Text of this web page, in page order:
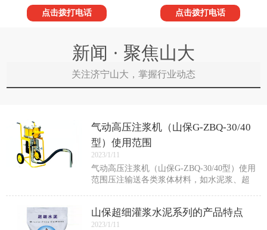
点击拨打电话
点击拨打电话
新闻 · 聚焦山大
关注济宁山大，掌握行业动态
气动高压注浆机（山保G-ZBQ-30/40
型）使用范围
2023/1/11
气动高压注浆机（山保G-ZBQ-30/40型）使用
范围压注输送各类浆体材料，如水泥浆、超
程、建筑工程等的防水堵漏加固施工。也
山保超细灌浆水泥系列的产品特点
2023/1/11